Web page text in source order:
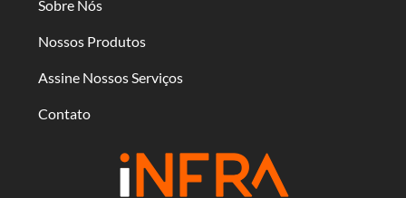
Sobre Nós
Nossos Produtos
Assine Nossos Serviços
Contato